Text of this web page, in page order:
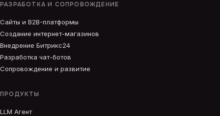
РАЗРАБОТКА И СОПРОВОЖДЕНИЕ
Сайты и B2B-платформы
Создание интернет-магазинов
Внедрение Битрикс24
Разработка чат-ботов
Сопровождение и развитие
ПРОДУКТЫ
LLM Агент